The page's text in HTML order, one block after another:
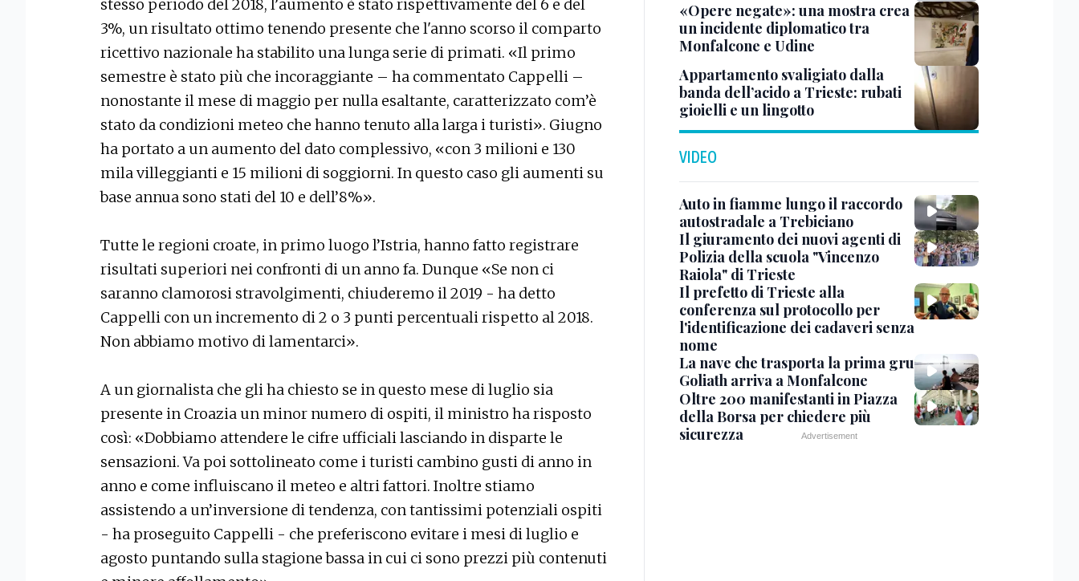
stesso periodo del 2018, l’aumento è stato rispettivamente del 6 e del
3%, un risultato ottimo tenendo presente che l'anno scorso il comparto
ricettivo nazionale ha stabilito una lunga serie di primati. «Il primo
semestre è stato più che incoraggiante – ha commentato Cappelli –
nonostante il mese di maggio per nulla esaltante, caratterizzato com’è
stato da condizioni meteo che hanno tenuto alla larga i turisti». Giugno
ha portato a un aumento del dato complessivo, «con 3 milioni e 130
mila villeggianti e 15 milioni di soggiorni. In questo caso gli aumenti su
base annua sono stati del 10 e dell’8%».
Tutte le regioni croate, in primo luogo l’Istria, hanno fatto registrare
risultati superiori nei confronti di un anno fa. Dunque «Se non ci
saranno clamorosi stravolgimenti, chiuderemo il 2019 - ha detto
Cappelli con un incremento di 2 o 3 punti percentuali rispetto al 2018.
Non abbiamo motivo di lamentarci».
A un giornalista che gli ha chiesto se in questo mese di luglio sia
presente in Croazia un minor numero di ospiti, il ministro ha risposto
così: «Dobbiamo attendere le cifre ufficiali lasciando in disparte le
sensazioni. Va poi sottolineato come i turisti cambino gusti di anno in
anno e come influiscano il meteo e altri fattori. Inoltre stiamo
assistendo a un’inversione di tendenza, con tantissimi potenziali ospiti
- ha proseguito Cappelli - che preferiscono evitare i mesi di luglio e
agosto puntando sulla stagione bassa in cui ci sono prezzi più contenuti
«Opere negate»: una mostra crea
un incidente diplomatico tra
Monfalcone e Udine
Appartamento svaligiato dalla
banda dell’acido a Trieste: rubati
gioielli e un lingotto
VIDEO
Auto in fiamme lungo il raccordo
autostradale a Trebiciano
Il giuramento dei nuovi agenti di
Polizia della scuola "Vincenzo
Raiola" di Trieste
Il prefetto di Trieste alla
conferenza sul protocollo per
l'identificazione dei cadaveri senza
nome
La nave che trasporta la prima gru
Goliath arriva a Monfalcone
Oltre 200 manifestanti in Piazza
della Borsa per chiedere più
sicurezza